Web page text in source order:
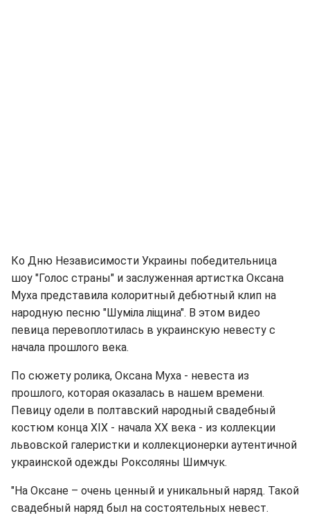
Ко Дню Независимости Украины победительница
шоу "Голос страны" и заслуженная артистка Оксана
Муха представила колоритный дебютный клип на
народную песню "Шуміла ліщина". В этом видео
певица перевоплотилась в украинскую невесту с
начала прошлого века.
По сюжету ролика, Оксана Муха - невеста из
прошлого, которая оказалась в нашем времени.
Певицу одели в полтавский народный свадебный
костюм конца XIX - начала XX века - из коллекции
львовской галеристки и коллекционерки аутентичной
украинской одежды Роксоляны Шимчук.
"На Оксане – очень ценный и уникальный наряд. Такой
свадебный наряд был на состоятельных невест.